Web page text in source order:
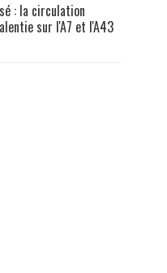
: la circulation
sur l'A7 et l'A43